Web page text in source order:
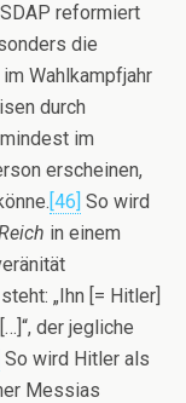
reformiert
die
Wahlkampfjahr
durch
im
erscheinen,
[46] So wird
in einem
„Ihn [= Hitler]
der jegliche
So wird Hitler als
Messias